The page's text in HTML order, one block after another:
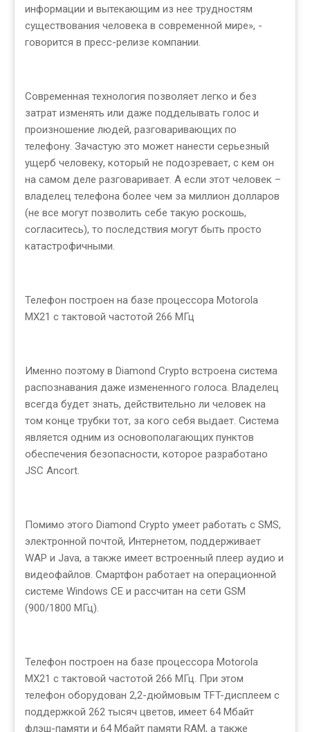
информации и вытекающим из нее трудностям
существования человека в современной мире», -
говорится в пресс-релизе компании.
Современная технология позволяет легко и без
затрат изменять или даже подделывать голос и
произношение людей, разговаривающих по
телефону. Зачастую это может нанести серьезный
ущерб человеку, который не подозревает, с кем он
на самом деле разговаривает. А если этот человек –
владелец телефона более чем за миллион долларов
(не все могут позволить себе такую роскошь,
согласитесь), то последствия могут быть просто
катастрофичными.
Телефон построен на базе процессора Motorola
MX21 с тактовой частотой 266 МГц
Именно поэтому в Diamond Crypto встроена система
распознавания даже измененного голоса. Владелец
всегда будет знать, действительно ли человек на
том конце трубки тот, за кого себя выдает. Система
является одним из основополагающих пунктов
обеспечения безопасности, которое разработано
JSC Ancort.
Помимо этого Diamond Crypto умеет работать с SMS,
электронной почтой, Интернетом, поддерживает
WAP и Java, а также имеет встроенный плеер аудио и
видеофайлов. Смартфон работает на операционной
системе Windows CE и рассчитан на сети GSM
(900/1800 МГц).
Телефон построен на базе процессора Motorola
MX21 с тактовой частотой 266 МГц. При этом
телефон оборудован 2,2-дюймовым TFT-дисплеем с
поддержкой 262 тысяч цветов, имеет 64 Мбайт
флэш-памяти и 64 Мбайт памяти RAM, а также